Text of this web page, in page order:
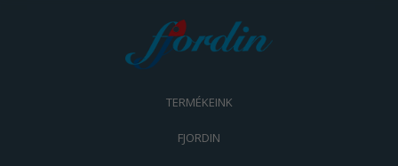
TERMÉKEINK
FJORDIN